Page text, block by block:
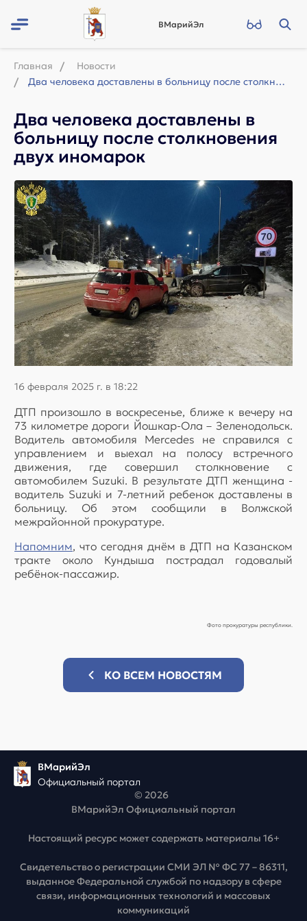
ВМарийЭл
Главная
Новости
Два человека доставлены в больницу после столкновения двух иномарок
Два человека доставлены в
больницу после столкновения
двух иномарок
16 февраля 2025 г. в 18:22
ДТП произошло в воскресенье, ближе к вечеру на
73 километре дороги Йошкар-Ола – Зеленодольск.
Водитель автомобиля Mercedes не справился с
управлением и выехал на полосу встречного
движения, где совершил столкновение с
автомобилем Suzuki. В результате ДТП женщина -
водитель Suzuki и 7-летний ребенок доставлены в
больницу. Об этом сообщили в Волжской
межрайонной прокуратуре.
Напомним, что сегодня днём в ДТП на Казанском
тракте около Кундыша пострадал годовалый
ребёнок-пассажир.
Фото прокуратуры республики.
КО ВСЕМ НОВОСТЯМ
ВМарийЭл
Официальный портал
© 2026
ВМарийЭл Официальный портал
Настоящий ресурс может содержать материалы 16+
Свидетельство о регистрации СМИ ЭЛ № ФС 77 – 86311,
выданное Федеральной службой по надзору в сфере
связи, информационных технологий и массовых
коммуникаций